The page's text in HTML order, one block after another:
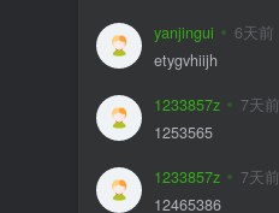
yanjingui 6天前
etygvhiijh
1233857z 7天前
1253565
1233857z 7天前
12465386